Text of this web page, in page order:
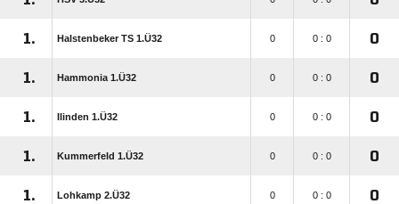
1. Halstenbeker TS 1.Ü32 0 0 : 0 0
1. Hammonia 1.Ü32 0 0 : 0 0
1. Ilinden 1.Ü32 0 0 : 0 0
1. Kummerfeld 1.Ü32 0 0 : 0 0
1. Lohkamp 2.Ü32 0 0 : 0 0